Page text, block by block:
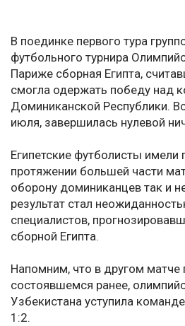
В поединке первого тура
футбольного турнира
Париже сборная Египта,
смогла одержать победу над
Доминиканской Республики.
июля, завершилась нулевой
Египетские футболисты
протяжении большей части
оборону доминиканцев так и
результат стал
специалистов,
сборной Египта.
Напомним, что в другом матче
состоявшемся ранее,
Узбекистана уступила
1:2.